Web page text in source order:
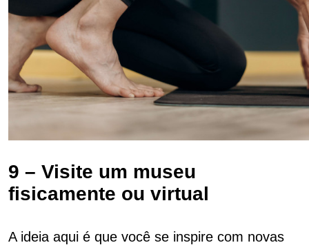
9 – Visite um museu
fisicamente ou virtual
A ideia aqui é que você se inspire com novas